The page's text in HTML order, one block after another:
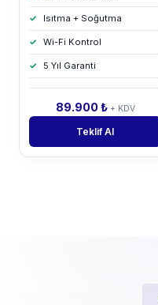
Isıtma + Soğutma
Wi-Fi Kontrol
5 Yıl Garanti
89.900 ₺ + KDV
Teklif Al